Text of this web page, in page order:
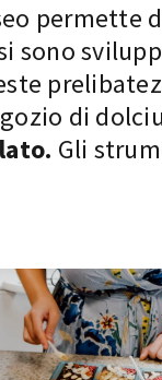
permette
sono
di
Gli